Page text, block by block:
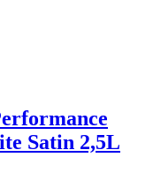
Satin 2,5L